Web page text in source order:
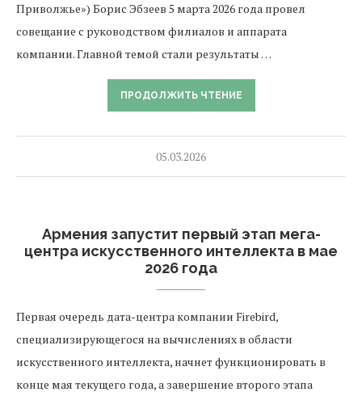
Приволжье») Борис Эбзеев 5 марта 2026 года провел
совещание с руководством филиалов и аппарата
компании. Главной темой стали результаты …
ПРОДОЛЖИТЬ ЧТЕНИЕ
05.03.2026
Армения запустит первый этап мега-
центра искусственного интеллекта в мае
2026 года
Первая очередь дата-центра компании Firebird,
специализирующегося на вычислениях в области
искусственного интеллекта, начнет функционировать в
конце мая текущего года, а завершение второго этапа